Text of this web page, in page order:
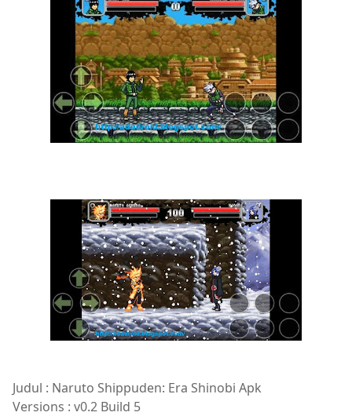
Judul : Naruto Shippuden: Era Shinobi Apk
Versions : v0.2 Build 5